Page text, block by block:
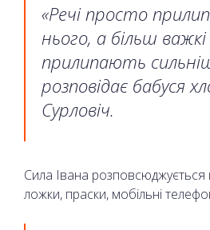
«Речі просто
нього, а більш важкі
прилипають
розповідає бабуся
Сурловіч.
Сила Івана розповсюджується
ложки, праски, мобільні